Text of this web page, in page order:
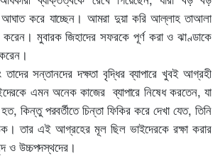
করে যাচ্ছেন। আমরা দুয়া করি আল্লাহ তাআলা
করেন। মুবারক জিহাদের সফরকে পূর্ণ করা ও ঝাণ্ডাকে
তাদের সন্তানদের দক্ষতা বৃদ্ধির ব্যাপারে খুবই আগ্রহী
এমন অনেক কাজের ব্যাপারে নিষেধ করতেন, যা
কিন্তু পরবর্তীতে চিন্তা ফিকির করে দেখা যেত, তিনি
তার এই আগ্রহের মূল ছিল ভাইদেরকে রক্ষা করার
ও উচ্চপদস্থদের।